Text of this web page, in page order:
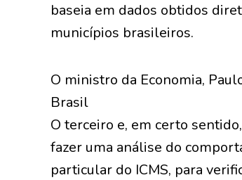
baseia em dados obtidos
municípios brasileiros.
O ministro da Economia,
Brasil
O terceiro e, em certo
fazer uma análise do
particular do ICMS, para